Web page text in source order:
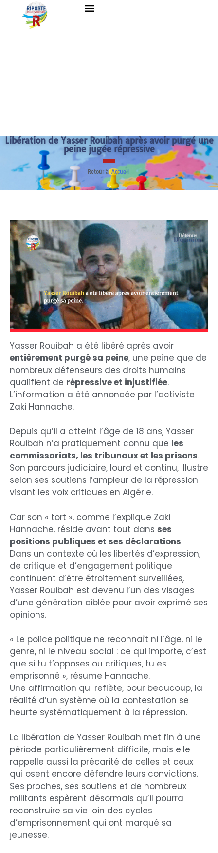
Libération de Yasser Rouibah après avoir purgé une
peine jugée répressive
Retour àAccueil
Yasser Rouibah a été libéré après avoir
entièrement purgé sa peine, une peine que de
nombreux défenseurs des droits humains
qualifient de répressive et injustifiée.
L’information a été annoncée par l’activiste
Zaki Hannache.
Depuis qu’il a atteint l’âge de 18 ans, Yasser
Rouibah n’a pratiquement connu que les
commissariats, les tribunaux et les prisons.
Son parcours judiciaire, lourd et continu, illustre
selon ses soutiens l’ampleur de la répression
visant les voix critiques en Algérie.
Car son « tort », comme l’explique Zaki
Hannache, réside avant tout dans ses
positions publiques et ses déclarations.
Dans un contexte où les libertés d’expression,
de critique et d’engagement politique
continuent d’être étroitement surveillées,
Yasser Rouibah est devenu l’un des visages
d’une génération ciblée pour avoir exprimé ses
opinions.
« Le police politique ne reconnaît ni l’âge, ni le
genre, ni le niveau social : ce qui importe, c’est
que si tu t’opposes ou critiques, tu es
emprisonné », résume Hannache.
Une affirmation qui reflète, pour beaucoup, la
réalité d’un système où la contestation se
heurte systématiquement à la répression.
La libération de Yasser Rouibah met fin à une
période particulièrement difficile, mais elle
rappelle aussi la précarité de celles et ceux
qui osent encore défendre leurs convictions.
Ses proches, ses soutiens et de nombreux
militants espèrent désormais qu’il pourra
reconstruire sa vie loin des cycles
d’emprisonnement qui ont marqué sa
jeunesse.